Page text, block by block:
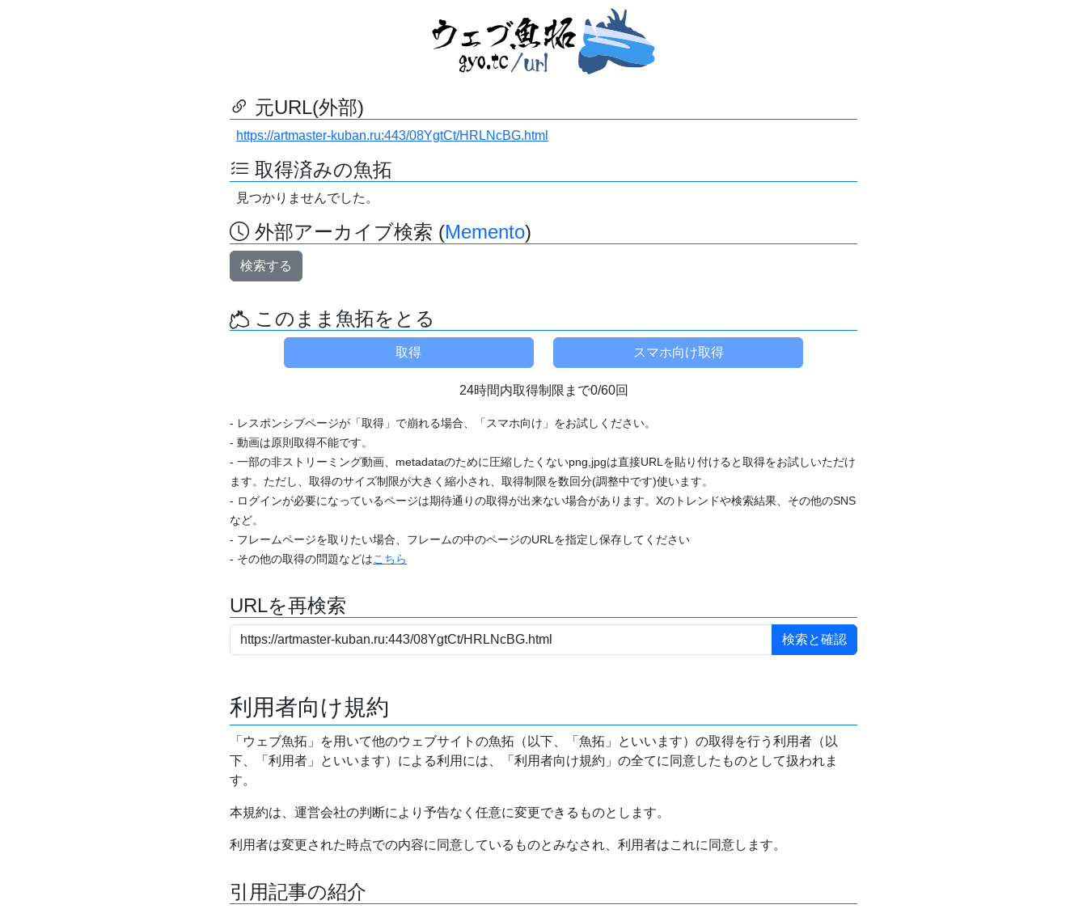
元URL(外部)
https://artmaster-kuban.ru:443/08YgtCt/HRLNcBG.html
取得済みの魚拓
見つかりませんでした。
外部アーカイブ検索 (Memento)
検索する
このまま魚拓をとる
24時間内取得制限まで0/60回
- レスポンシブページが「取得」で崩れる場合、「スマホ向け」をお試しください。
- 動画は原則取得不能です。
- 一部の非ストリーミング動画、metadataのために圧縮したくないpng,jpgは直接URLを貼り付けると取得をお試しいただけ
ます。ただし、取得のサイズ制限が大きく縮小され、取得制限を数回分(調整中です)使います。
- ログインが必要になっているページは期待通りの取得が出来ない場合があります。Xのトレンドや検索結果、その他のSNS
など。
- フレームページを取りたい場合、フレームの中のページのURLを指定し保存してください
- その他の取得の問題などはこちら
URLを再検索
利用者向け規約
「ウェブ魚拓」を用いて他のウェブサイトの魚拓（以下、「魚拓」といいます）の取得を行う利用者（以
下、「利用者」といいます）による利用には、「利用者向け規約」の全てに同意したものとして扱われま
す。
本規約は、運営会社の判断により予告なく任意に変更できるものとします。
利用者は変更された時点での内容に同意しているものとみなされ、利用者はこれに同意します。
引用記事の紹介